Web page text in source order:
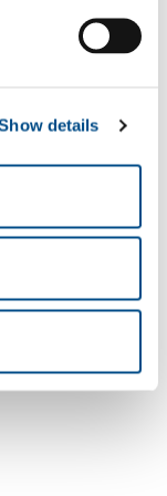
details
ed impianti